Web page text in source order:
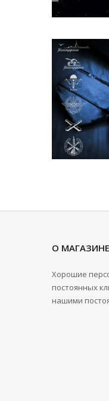
О МАГАЗИНЕ
Хорошие
постоянных
нашими